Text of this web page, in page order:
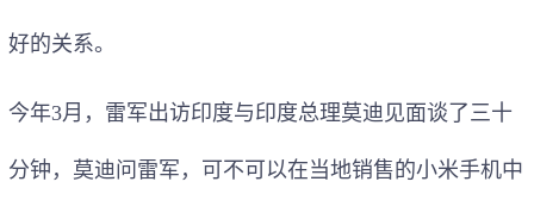
好的关系。
今年3月，雷军出访印度与印度总理莫迪见面谈了三十
分钟，莫迪问雷军，可不可以在当地销售的小米手机中